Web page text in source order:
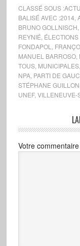
CLASSÉ SOUS :
BALISÉ AVEC :2014
BRUNO GOLLNISCH
REYNIÉ
FONDAPOL
MANUEL BARROSO,
TOUS, MUNICIPALES,
NPA, PARTI DE
STÉPHANE GUILLON
UNEF, VILLENEUVE-
Votre commentaire